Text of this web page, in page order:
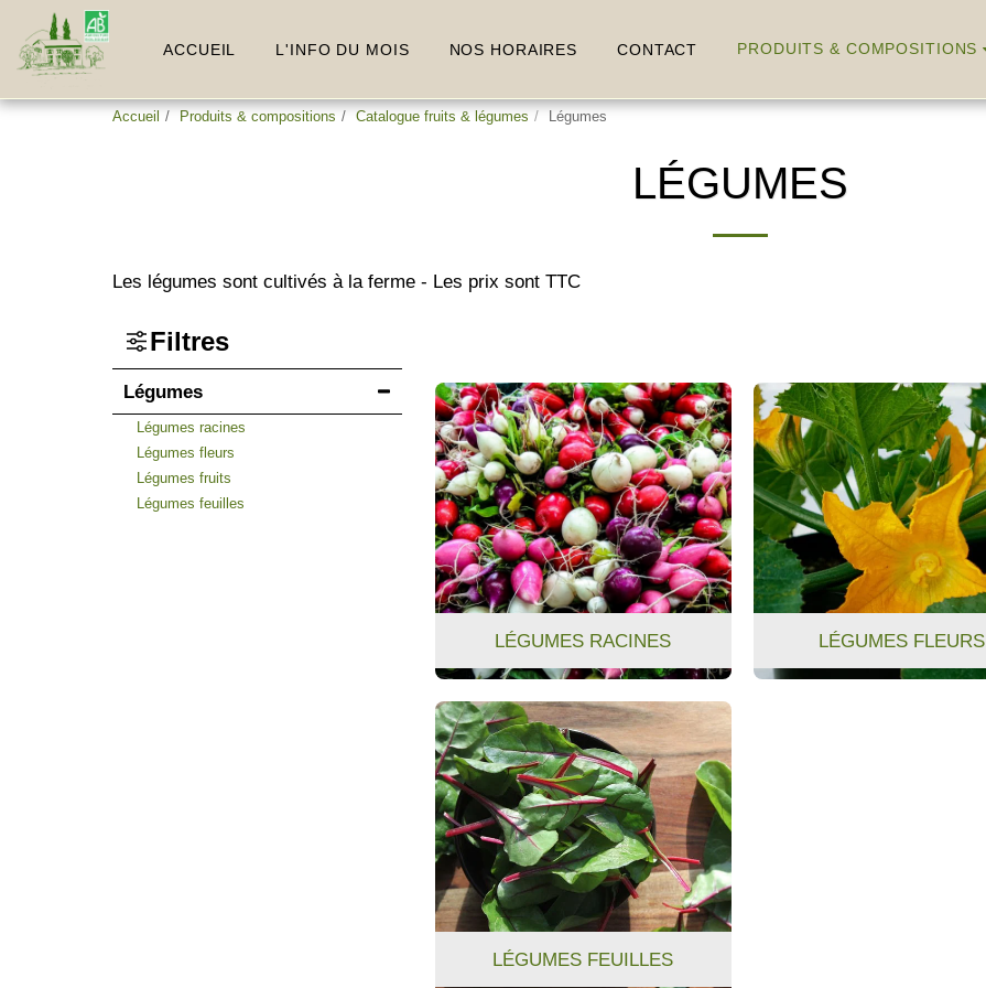
ACCUEIL L'INFO DU MOIS NOS HORAIRES CONTACT PRODUITS & COMPOSITIONS
Accueil Produits & compositions Catalogue fruits & légumes Légumes
LÉGUMES
Les légumes sont cultivés à la ferme - Les prix sont TTC
Filtres
Légumes
Légumes racines
Légumes fleurs
Légumes fruits
Légumes feuilles
LÉGUMES RACINES LÉGUMES FLEURS
LÉGUMES FEUILLES